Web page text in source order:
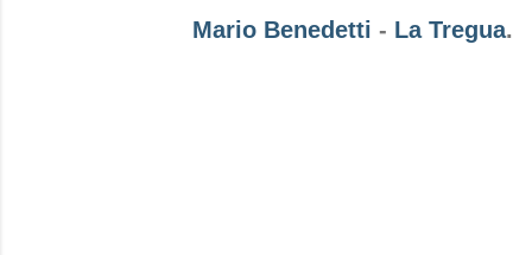
Mario Benedetti - La Tregua.